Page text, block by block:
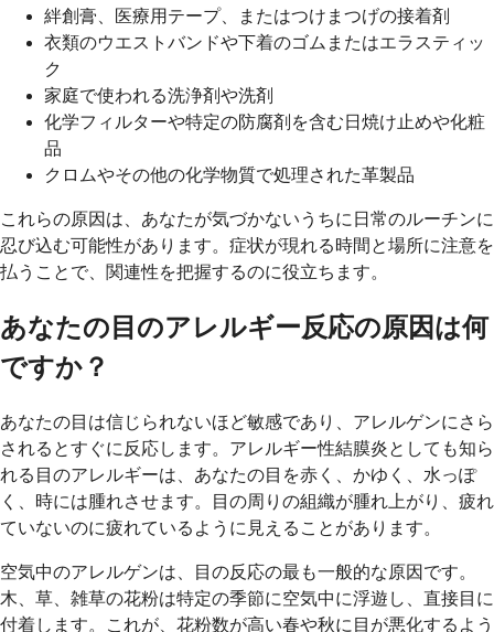
絆創膏、医療用テープ、またはつけまつげの接着剤
衣類のウエストバンドや下着のゴムまたはエラスティッ
ク
家庭で使われる洗浄剤や洗剤
化学フィルターや特定の防腐剤を含む日焼け止めや化粧
品
クロムやその他の化学物質で処理された革製品
これらの原因は、あなたが気づかないうちに日常のルーチンに
忍び込む可能性があります。症状が現れる時間と場所​​に注意を
払うことで、関連性を把握するのに役立ちます。
あなたの目のアレルギー反応の原因は何
ですか？
あなたの目は信じられないほど敏感であり、アレルゲンにさら
されるとすぐに反応します。アレルギー性結膜炎としても知ら
れる目のアレルギーは、あなたの目を赤く、かゆく、水っぽ
く、時には腫れさせます。目の周りの組織が腫れ上がり、疲れ
ていないのに疲れているように見えることがあります。
空気中のアレルゲンは、目の反応の最も一般的な原因です。
木、草、雑草の花粉は特定の季節に空気中に浮遊し、直接目に
付着します。これが、花粉数が高い春や秋に目が悪化するよう